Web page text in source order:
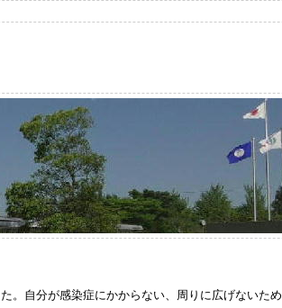
。自分が感染症にかからない、周りに広げないため